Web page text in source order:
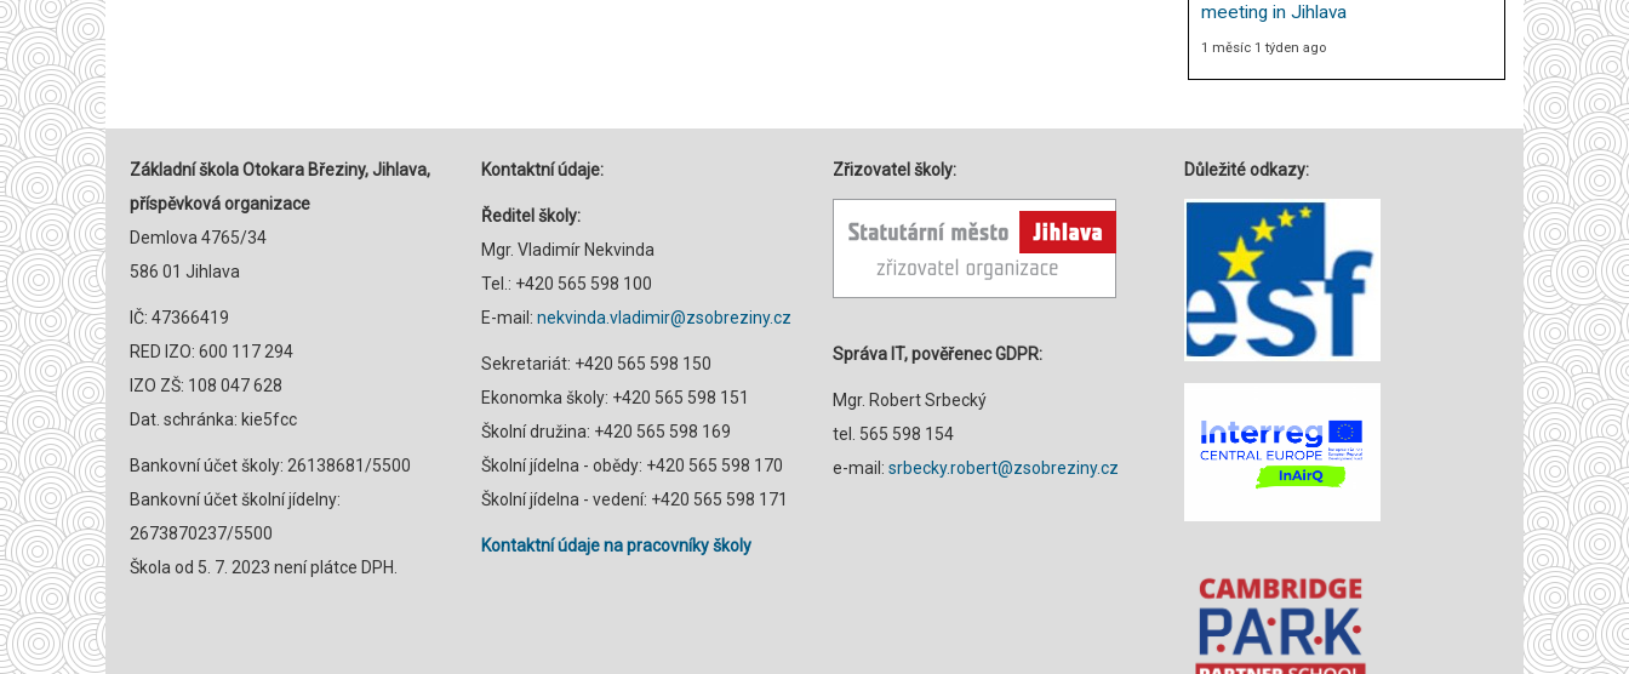
meeting in Jihlava
1 měsíc 1 týden ago
Základní škola Otokara Březiny, Jihlava,
příspěvková organizace
Demlova 4765/34
586 01 Jihlava
IČ: 47366419
RED IZO: 600 117 294
IZO ZŠ: 108 047 628
Dat. schránka: kie5fcc
Bankovní účet školy: 26138681/5500
Bankovní účet školní jídelny:
2673870237/5500
Škola od 5. 7. 2023 není plátce DPH.
Kontaktní údaje:
Ředitel školy:
Mgr. Vladimír Nekvinda
Tel.: +420 565 598 100
E-mail: nekvinda.vladimir@zsobreziny.cz
Sekretariát: +420 565 598 150
Ekonomka školy: +420 565 598 151
Školní družina: +420 565 598 169
Školní jídelna - obědy: +420 565 598 170
Školní jídelna - vedení: +420 565 598 171
Kontaktní údaje na pracovníky školy
Zřizovatel školy:
Správa IT, pověřenec GDPR:
Mgr. Robert Srbecký
tel. 565 598 154
e-mail: srbecky.robert@zsobreziny.cz
Důležité odkazy: